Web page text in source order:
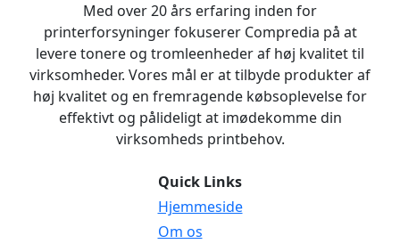
Med over 20 års erfaring inden for
printerforsyninger fokuserer Compredia på at
levere tonere og tromleenheder af høj kvalitet til
virksomheder. Vores mål er at tilbyde produkter af
høj kvalitet og en fremragende købsoplevelse for
effektivt og pålideligt at imødekomme din
virksomheds printbehov.
Quick Links
Hjemmeside
Om os